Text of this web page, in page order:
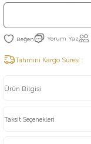
Yorum Yaz
Tahmini Kargo Süresi :
Ürün Bilgisi
Taksit Seçenekleri